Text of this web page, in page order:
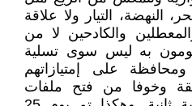
النهضة، التيار ولا علاقة
والكادحين لا من
به ليس سوى تسلية
على إمتيازاتهم
وخوفا من فتح ملفات